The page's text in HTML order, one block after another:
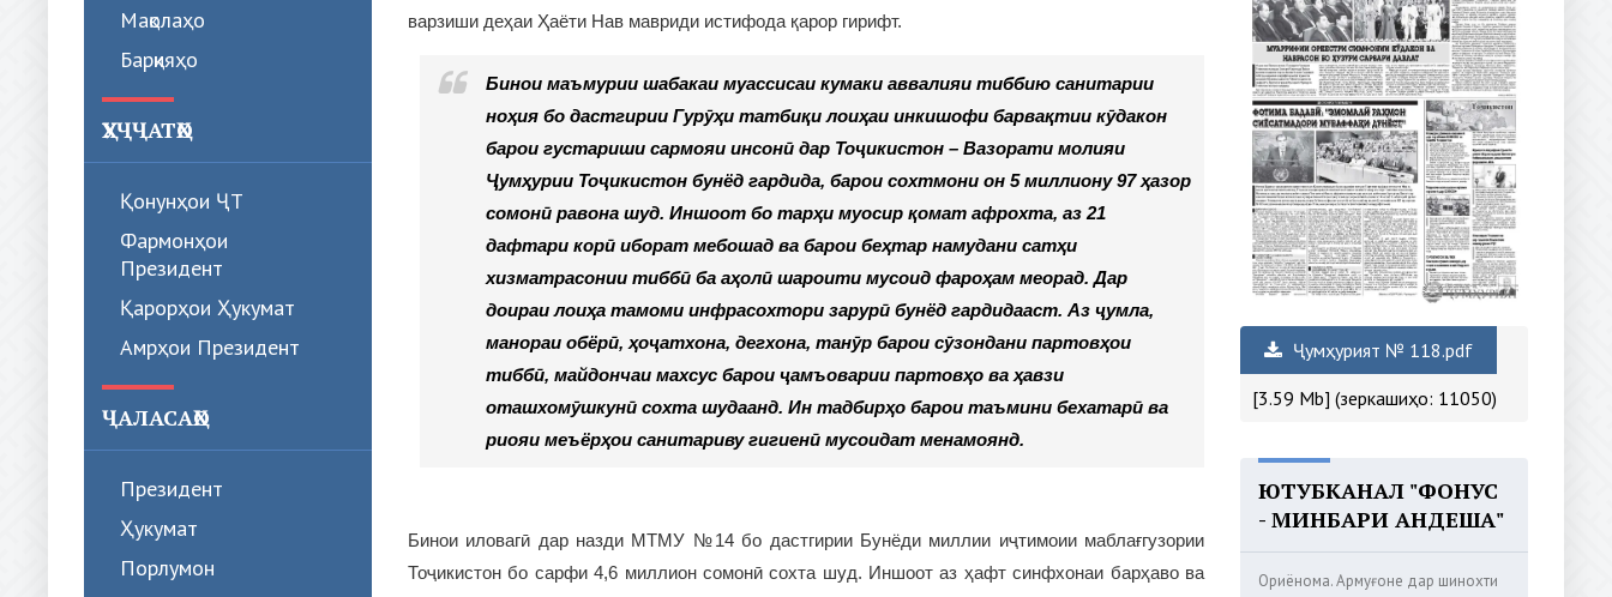
Мақолаҳо
Барқияҳо
ҲУҶҶАТҲО
Қонунҳои ҶТ
Фармонҳои
Президент
Қарорҳои Ҳукумат
Амрҳои Президент
ҶАЛАСАҲО
Президент
Ҳукумат
Порлумон
варзиши деҳаи Ҳаёти Нав мавриди истифода қарор гирифт.
Бинои маъмурии шабакаи муассисаи кумаки аввалияи тиббию санитарии
ноҳия бо дастгирии Гурӯҳи татбиқи лоиҳаи инкишофи барвақтии кӯдакон
барои густариши сармояи инсонӣ дар Тоҷикистон – Вазорати молияи
Ҷумҳурии Тоҷикистон бунёд гардида, барои сохтмони он 5 миллиону 97 ҳазор
сомонӣ равона шуд. Иншоот бо тарҳи муосир қомат афрохта, аз 21
дафтари корӣ иборат мебошад ва барои беҳтар намудани сатҳи
хизматрасонии тиббӣ ба аҳолӣ шароити мусоид фароҳам меорад. Дар
доираи лоиҳа тамоми инфрасохтори зарурӣ бунёд гардидааст. Аз ҷумла,
манораи обёрӣ, ҳоҷатхона, дегхона, танӯр барои сӯзондани партовҳои
тиббӣ, майдончаи махсус барои ҷамъоварии партовҳо ва ҳавзи
оташхомӯшкунӣ сохта шудаанд. Ин тадбирҳо барои таъмини бехатарӣ ва
риояи меъёрҳои санитариву гигиенӣ мусоидат менамоянд.
Бинои иловагӣ дар назди МТМУ №14 бо дастгирии Бунёди миллии иҷтимоии маблағгузории
Тоҷикистон бо сарфи 4,6 миллион сомонӣ сохта шуд. Иншоот аз ҳафт синфхонаи барҳаво ва
Ҷумҳурият № 118.pdf
[3.59 Mb] (зеркашиҳо: 11050)
ЮТУБКАНАЛ "ФОНУС
- МИНБАРИ АНДЕША"
Ориёнома. Армуғоне дар шинохти